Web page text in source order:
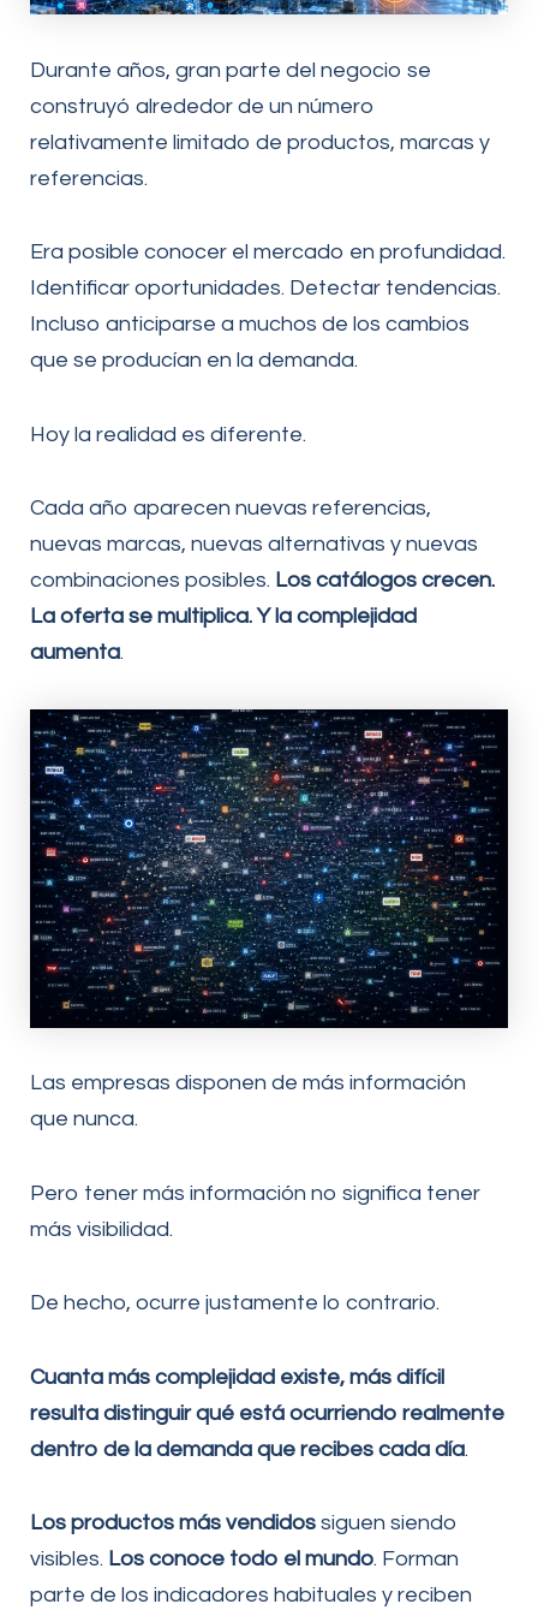
Durante años, gran parte del negocio se
construyó alrededor de un número
relativamente limitado de productos, marcas y
referencias.
Era posible conocer el mercado en profundidad.
Identificar oportunidades. Detectar tendencias.
Incluso anticiparse a muchos de los cambios
que se producían en la demanda.
Hoy la realidad es diferente.
Cada año aparecen nuevas referencias,
nuevas marcas, nuevas alternativas y nuevas
combinaciones posibles. Los catálogos crecen.
La oferta se multiplica. Y la complejidad
aumenta.
Las empresas disponen de más información
que nunca.
Pero tener más información no significa tener
más visibilidad.
De hecho, ocurre justamente lo contrario.
Cuanta más complejidad existe, más difícil
resulta distinguir qué está ocurriendo realmente
dentro de la demanda que recibes cada día.
Los productos más vendidos siguen siendo
visibles. Los conoce todo el mundo. Forman
parte de los indicadores habituales y reciben